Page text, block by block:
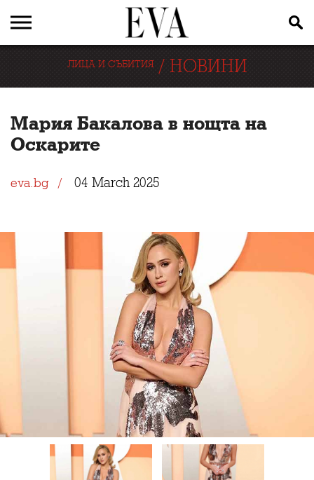
ЛИЦА И СЪБИТИЯ/ НОВИНИ
Мария Бакалова в нощта на
Оскарите
eva.bg 04 March 2025